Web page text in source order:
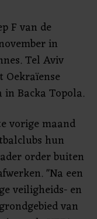
F van de
in
Tel Aviv
Oekraïense
in Backa Topola.
vorige maand
hun
order buiten
"Na een
veiligheids- en
van